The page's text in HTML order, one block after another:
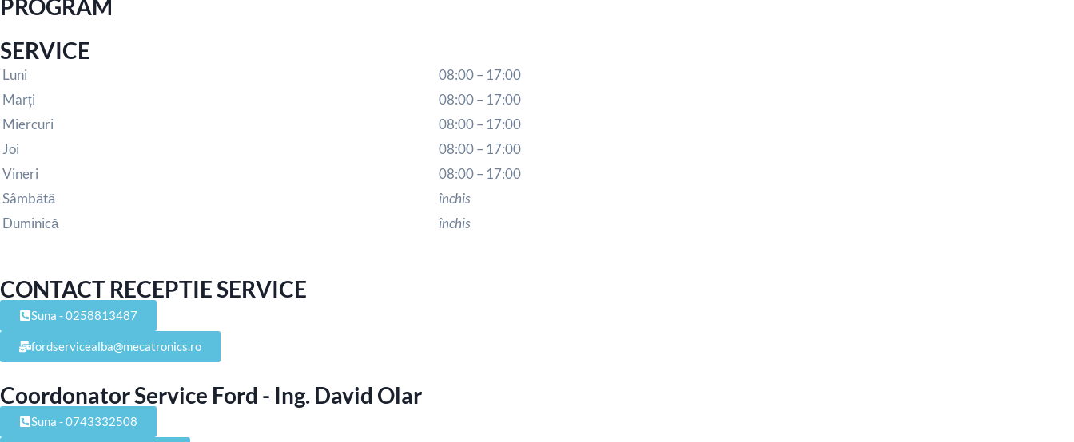
PROGRAM
SERVICE
Luni
08:00 – 17:00
Marți
08:00 – 17:00
Miercuri
08:00 – 17:00
Joi
08:00 – 17:00
Vineri
08:00 – 17:00
Sâmbătă
închis
Duminică
închis
CONTACT RECEPTIE SERVICE
Suna - 0258813487
fordservicealba@mecatronics.ro
Coordonator Service Ford - Ing. David Olar
Suna - 0743332508